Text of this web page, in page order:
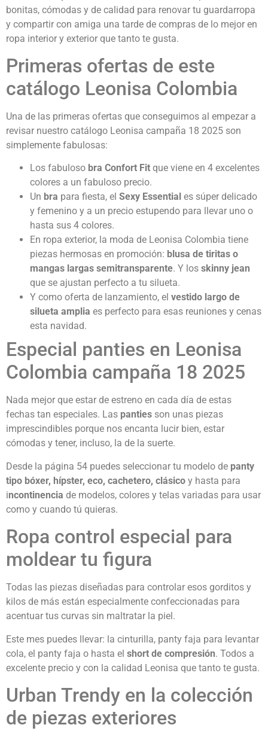
bonitas, cómodas y de calidad para renovar tu guardarropa
y compartir con amiga una tarde de compras de lo mejor en
ropa interior y exterior que tanto te gusta.
Primeras ofertas de este
catálogo Leonisa Colombia
Una de las primeras ofertas que conseguimos al empezar a
revisar nuestro catálogo Leonisa campaña 18 2025 son
simplemente fabulosas:
Los fabuloso bra Confort Fit que viene en 4 excelentes
colores a un fabuloso precio.
Un bra para fiesta, el Sexy Essential es súper delicado
y femenino y a un precio estupendo para llevar uno o
hasta sus 4 colores.
En ropa exterior, la moda de Leonisa Colombia tiene
piezas hermosas en promoción: blusa de tiritas o
mangas largas semitransparente. Y los skinny jean
que se ajustan perfecto a tu silueta.
Y como oferta de lanzamiento, el vestido largo de
silueta amplia es perfecto para esas reuniones y cenas
esta navidad.
Especial panties en Leonisa
Colombia campaña 18 2025
Nada mejor que estar de estreno en cada día de estas
fechas tan especiales. Las panties son unas piezas
imprescindibles porque nos encanta lucir bien, estar
cómodas y tener, incluso, la de la suerte.
Desde la página 54 puedes seleccionar tu modelo de panty
tipo bóxer, hípster, eco, cachetero, clásico y hasta para
incontinencia de modelos, colores y telas variadas para usar
como y cuando tú quieras.
Ropa control especial para
moldear tu figura
Todas las piezas diseñadas para controlar esos gorditos y
kilos de más están especialmente confeccionadas para
acentuar tus curvas sin maltratar la piel.
Este mes puedes llevar: la cinturilla, panty faja para levantar
cola, el panty faja o hasta el short de compresión. Todos a
excelente precio y con la calidad Leonisa que tanto te gusta.
Urban Trendy en la colección
de piezas exteriores